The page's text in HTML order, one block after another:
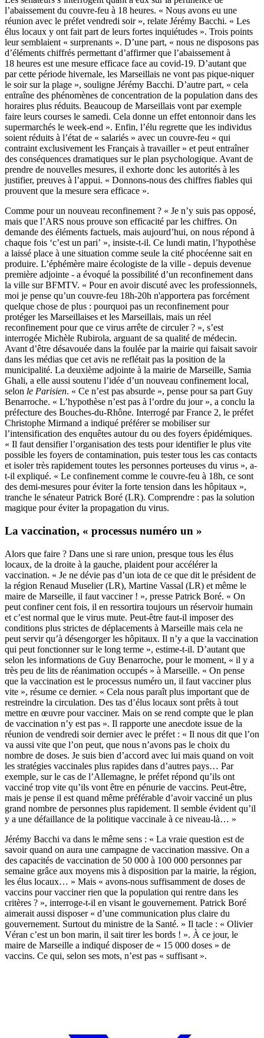
l’abaissement du couvre-feu à 18 heures. « Nous avons eu une
réunion avec le préfet vendredi soir », relate Jérémy Bacchi. « Les
élus locaux y ont fait part de leurs fortes inquiétudes ». Trois points
leur semblaient « surprenants ». D’une part, « nous ne disposons pas
d’éléments chiffrés permettant d’affirmer que l’abaissement à
18 heures est une mesure efficace face au covid-19. D’autant que
par cette période hivernale, les Marseillais ne vont pas pique-niquer
le soir sur la plage », souligne Jérémy Bacchi. D’autre part, « cela
entraîne des phénomènes de concentration de la population dans des
horaires plus réduits. Beaucoup de Marseillais vont par exemple
faire leurs courses le samedi. Cela donne un effet entonnoir dans les
supermarchés le week-end ». Enfin, l’élu regrette que les individus
soient réduits à l’état de « salariés » avec un couvre-feu « qui
contraint exclusivement les Français à travailler » et peut entraîner
des conséquences dramatiques sur le plan psychologique. Avant de
prendre de nouvelles mesures, il exhorte donc les autorités à les
justifier, preuves à l’appui. « Donnons-nous des chiffres fiables qui
prouvent que la mesure sera efficace ».
Comme pour un nouveau reconfinement ? « Je n’y suis pas opposé,
mais que l’ARS nous prouve son efficacité par les chiffres. On
demande des éléments factuels, mais aujourd’hui, on nous répond à
chaque fois ‘c’est un pari’ », insiste-t-il. Ce lundi matin, l’hypothèse
a laissé place à une situation comme seule la cité phocéenne sait en
produire. L’éphémère maire écologiste de la ville - depuis devenue
première adjointe - a évoqué la possibilité d’un reconfinement dans
la ville surBFMTV. « Pour en avoir discuté avec les professionnels,
moi je pense qu’un couvre-feu 18h-20h n'apportera pas forcément
quelque chose de plus : pourquoi pas un reconfinement pour
protéger les Marseillaises et les Marseillais, mais un réel
reconfinement pour que ce virus arrête de circuler ? », s’est
interrogée Michèle Rubirola, arguant de sa qualité de médecin.
Avant d’être désavouée dans la foulée par la mairie qui faisait savoir
dans les médias que cet avis ne reflétait pas la position de la
municipalité. La deuxième adjointe à la mairie de Marseille, Samia
Ghali, a elle aussi soutenu l’idée d’un nouveau confinement local,
selon le Parisien. « Ce n’est pas absurde », pense pour sa part Guy
Benarroche. « L’hypothèse n’est pas à l’ordre du jour », a conclu la
préfecture des Bouches-du-Rhône. Interrogé par France 2, le préfet
Christophe Mirmand a indiqué préférer se mobiliser sur
l’intensification des enquêtes autour du ou des foyers épidémiques.
« Il faut densifier l’organisation des tests pour identifier le plus vite
possible les foyers de contamination, puis tester tous les cas contacts
et isoler très rapidement toutes les personnes porteuses du virus », a-
t-il expliqué. « Le confinement comme le couvre-feu à 18h, ce sont
des demi-mesures pour éviter la forte tension dans les hôpitaux »,
tranche le sénateur Patrick Boré (LR). Comprendre : pas la solution
magique pour éviter la propagation du virus.
La vaccination, « processus numéro un »
Alors que faire ? Dans une si rare union, presque tous les élus
locaux, de la droite à la gauche, plaident pour accélérer la
vaccination. « Je ne dévie pas d’un iota de ce que dit le président de
la région Renaud Muselier (LR), Martine Vassal (LR) et même le
maire de Marseille, il faut vacciner ! », presse Patrick Boré. « On
peut confiner cent fois, il en ressortira toujours un réservoir humain
et c’est normal que le virus mute. Peut-être faut-il imposer des
conditions plus strictes de déplacements à Marseille mais cela ne
peut servir qu’à désengorger les hôpitaux. Il n’y a que la vaccination
qui peut fonctionner sur le long terme », estime-t-il. D’autant que
selon les informations de Guy Benarroche, pour le moment, « il y a
très peu de lits de réanimation occupés » à Marseille. « On pense
que la vaccination est le processus numéro un, il faut vacciner plus
vite », résume ce dernier. « Cela nous paraît plus important que de
restreindre la circulation. Des tas d’élus locaux sont prêts à tout
mettre en œuvre pour vacciner. Mais on se rend compte que le plan
de vaccination n’y est pas ». Il rapporte une anecdote issue de la
réunion de vendredi soir dernier avec le préfet : « Il nous dit que l’on
va aussi vite que l’on peut, que nous n’avons pas le choix du
nombre de doses. Je suis bien d’accord avec lui mais quand on voit
les stratégies vaccinales plus rapides dans d’autres pays… Par
exemple, sur le cas de l’Allemagne, le préfet répond qu’ils ont
vacciné trop vite qu’ils vont être en pénurie de vaccins. Peut-être,
mais je pense il est quand même préférable d’avoir vacciné un plus
grand nombre de personnes plus rapidement. Il semble évident qu’il
y a une défaillance de la politique vaccinale à ce niveau-là… »
Jérémy Bacchi va dans le même sens : « La vraie question est de
savoir quand on aura une campagne de vaccination massive. On a
des capacités de vaccination de 50 000 à 100 000 personnes par
semaine grâce aux moyens mis à disposition par la mairie, la région,
les élus locaux… » Mais « avons-nous suffisamment de doses de
vaccins pour vacciner rien que la population qui rentre dans les
critères ? », interroge-t-il en visant le gouvernement. Patrick Boré
aimerait aussi disposer « d’une communication plus claire du
gouvernement. Surtout du ministre de la Santé. » Il tacle : « Olivier
Véran c’est un bon marin, il sait tirer les bords ! ». À ce jour, le
maire de Marseille a indiqué disposer de « 15 000 doses » de
vaccins. Ce qui, selon ses mots, n’est pas « suffisant ».